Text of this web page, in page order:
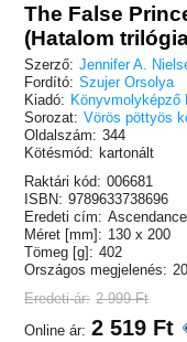
The False
(Hatalom
Szerző: Jennifer A.
Fordító: Szujer Orsolya
Kiadó: Könyvmolyképző
Sorozat: Vörös pöttyös
Oldalszám: 344
Kötésmód: kartonált
Raktári kód: 006681
ISBN: 9789633738696
Eredeti cím:
Méret [mm]: 130 x 200
Tömeg [g]: 402
Országos megjelenés:
Eredeti ár: 2 999 Ft
Online ár: 2 519 Ft